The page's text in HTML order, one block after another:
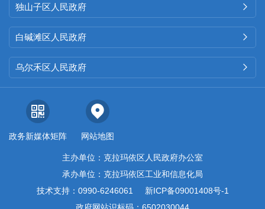
独山子区人民政府 
白碱滩区人民政府 
乌尔禾区人民政府 
政务新媒体矩阵 网站地图
主办单位：克拉玛依区人民政府办公室
承办单位：克拉玛依区工业和信息化局
技术支持：0990-6246061
新ICP备09001408号-1
政府网站识标码：6502030044